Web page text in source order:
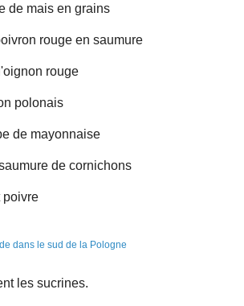
de mais en grains
rouge en saumure
rouge
polonais
de mayonnaise
de cornichons
poivre
les sucrines.